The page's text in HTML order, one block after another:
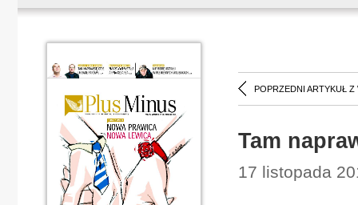
POPRZEDNI ARTYKUŁ Z
Tam
17 listopada